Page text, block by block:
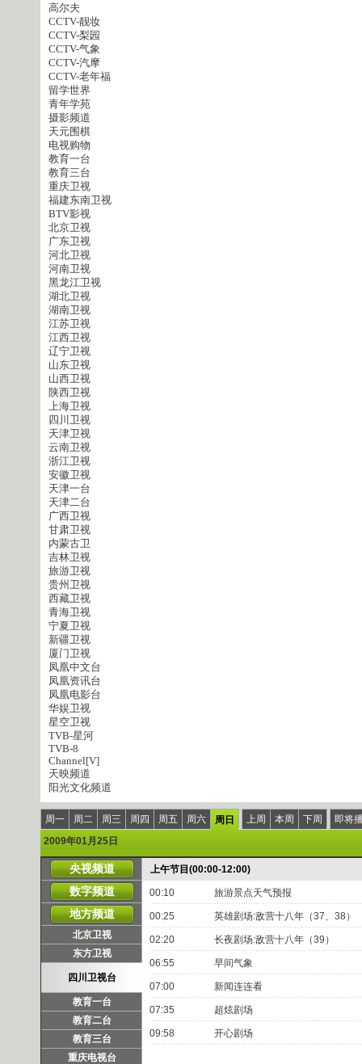
高尔夫
CCTV-靓妆
CCTV-梨园
CCTV-气象
CCTV-汽摩
CCTV-老年福
留学世界
青年学苑
摄影频道
天元围棋
电视购物
教育一台
教育三台
重庆卫视
福建东南卫视
BTV影视
北京卫视
广东卫视
河北卫视
河南卫视
黑龙江卫视
湖北卫视
湖南卫视
江苏卫视
江西卫视
辽宁卫视
山东卫视
山西卫视
陕西卫视
上海卫视
四川卫视
天津卫视
云南卫视
浙江卫视
安徽卫视
天津一台
天津二台
广西卫视
甘肃卫视
内蒙古卫
吉林卫视
旅游卫视
贵州卫视
西藏卫视
青海卫视
宁夏卫视
新疆卫视
厦门卫视
凤凰中文台
凤凰资讯台
凤凰电影台
华娱卫视
星空卫视
TVB-星河
TVB-8
Channel[V]
天映频道
阳光文化频道
周一 周二 周三 周四 周五 周六 周日 上周 本周 下周
即将
2009年01月25日
央视频道
数字频道
地方频道
北京卫视
东方卫视
四川卫视台
教育一台
教育二台
教育三台
重庆电视台
上午节目(00:00-12:00)
00:10 旅游景点天气预报
00:25 英雄剧场:敌营十八年（37、38）
02:20 长夜剧场:敌营十八年（39）
06:55 早间气象
07:00 新闻连连看
07:35 超炫剧场
09:58 开心剧场